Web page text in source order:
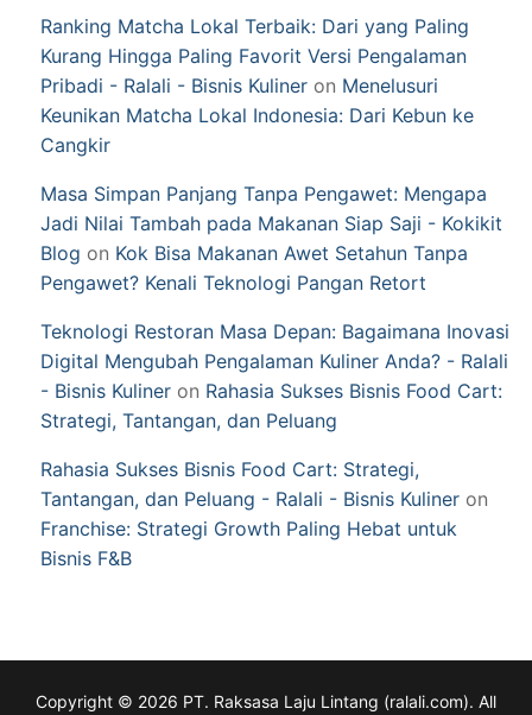
Ranking Matcha Lokal Terbaik: Dari yang Paling
Kurang Hingga Paling Favorit Versi Pengalaman
Pribadi - Ralali - Bisnis Kuliner on Menelusuri
Keunikan Matcha Lokal Indonesia: Dari Kebun ke
Cangkir
Masa Simpan Panjang Tanpa Pengawet: Mengapa
Jadi Nilai Tambah pada Makanan Siap Saji - Kokikit
Blog on Kok Bisa Makanan Awet Setahun Tanpa
Pengawet? Kenali Teknologi Pangan Retort
Teknologi Restoran Masa Depan: Bagaimana Inovasi
Digital Mengubah Pengalaman Kuliner Anda? - Ralali
- Bisnis Kuliner on Rahasia Sukses Bisnis Food Cart:
Strategi, Tantangan, dan Peluang
Rahasia Sukses Bisnis Food Cart: Strategi,
Tantangan, dan Peluang - Ralali - Bisnis Kuliner on
Franchise: Strategi Growth Paling Hebat untuk
Bisnis F&B
Copyright © 2026 PT. Raksasa Laju Lintang (ralali.com). All